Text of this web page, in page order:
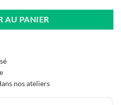
AU PANIER
nos ateliers